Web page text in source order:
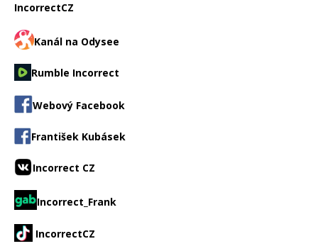
IncorrectCZ
Kanál na Odysee
Rumble Incorrect
Webový Facebook
František Kubásek
Incorrect CZ
Incorrect_Frank
IncorrectCZ